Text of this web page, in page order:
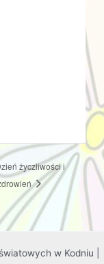
życzliwości i
w Kodniu |